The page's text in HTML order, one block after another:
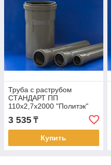
Труба с раструбом
СТАНДАРТ ПП
110х2,7х2000 "Политэк"
3 535 ₸
Купить